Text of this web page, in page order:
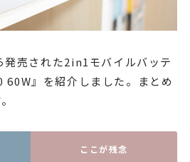
売された2in1モバイルバッテ
』を紹介しました。まとめ
ここが残念